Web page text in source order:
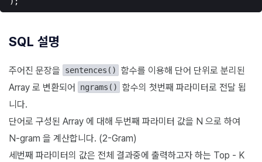
SQL 설명
주어진 문장을 sentences()
함수를 이용해 단어 단위로 분리된
Array 로 변환되어
ngrams()
함수의 첫번째 파라미터로 전달 됩
니다.
단어로 구성된 Array 에 대해 두번째 파라미터 값을 N 으로 하여
N-gram 을 계산합니다. (2-Gram)
세번째 파라미터의 값은 전체 결과중에 출력하고자 하는 Top - K